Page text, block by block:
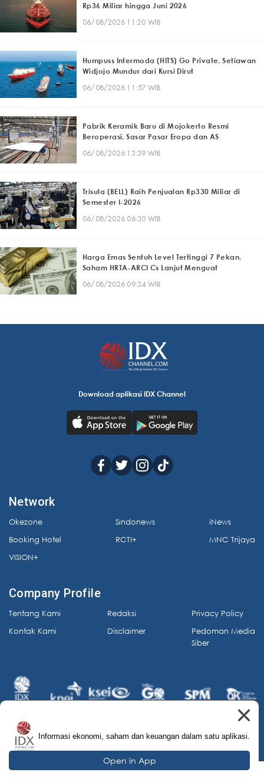
Rp36 Miliar hingga Juni 2026
06/08/2026 11:20 WIB
Humpuss Intermoda (HITS) Go Private, Setiawan
Widjojo Mundur dari Kursi Dirut
06/08/2026 11:57 WIB
Pabrik Keramik Baru di Mojokerto Resmi
Beroperasi, Sasar Pasar Eropa dan AS
06/08/2026 13:39 WIB
Trisula (BELL) Raih Penjualan Rp330 Miliar di
Semester I-2026
06/08/2026 06:30 WIB
Harga Emas Sentuh Level Tertinggi 7 Pekan,
Saham HRTA-ARCI Cs Lanjut Menguat
06/08/2026 09:34 WIB
Download aplikasi IDX Channel
Network
Okezone
Booking Hotel
VISION+
Sindonews
RCTI+
iNews
MNC Trijaya
Company Profile
Tentang Kami
Kontak Kami
Redaksi
Disclaimer
Privacy Policy
Pedoman Media
Siber
© 2026 IDX Channel. All Rights Reserved.
Informasi ekonomi, saham dan keuangan dalam satu aplikasi.
Open in App